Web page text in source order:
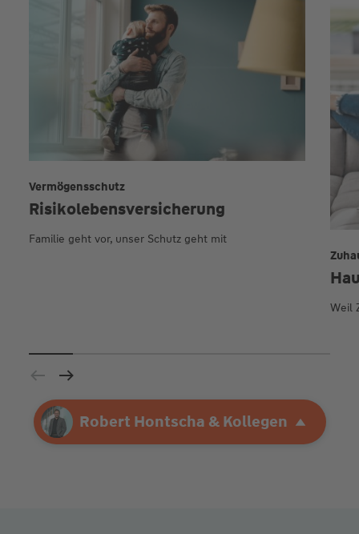
Ihre AgenturRobert Hontscha & Kollegen
Robert Hontscha & Kollegen
Risikolebens­versicherung
Vermögensschutz
Familie geht vor, unser Schutz geht mit
Weil